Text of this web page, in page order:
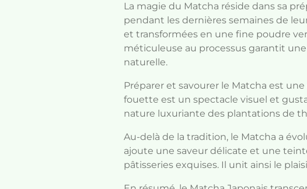
La magie du Matcha réside dans sa
pendant les dernières semaines de
et transformées en une fine poudre
méticuleuse au processus garantit
naturelle.
Préparer et savourer le Matcha est
fouette est un spectacle visuel et
nature luxuriante des plantations de
Au-delà de la tradition, le Matcha a
ajoute une saveur délicate et une
pâtisseries exquises. Il unit ainsi le